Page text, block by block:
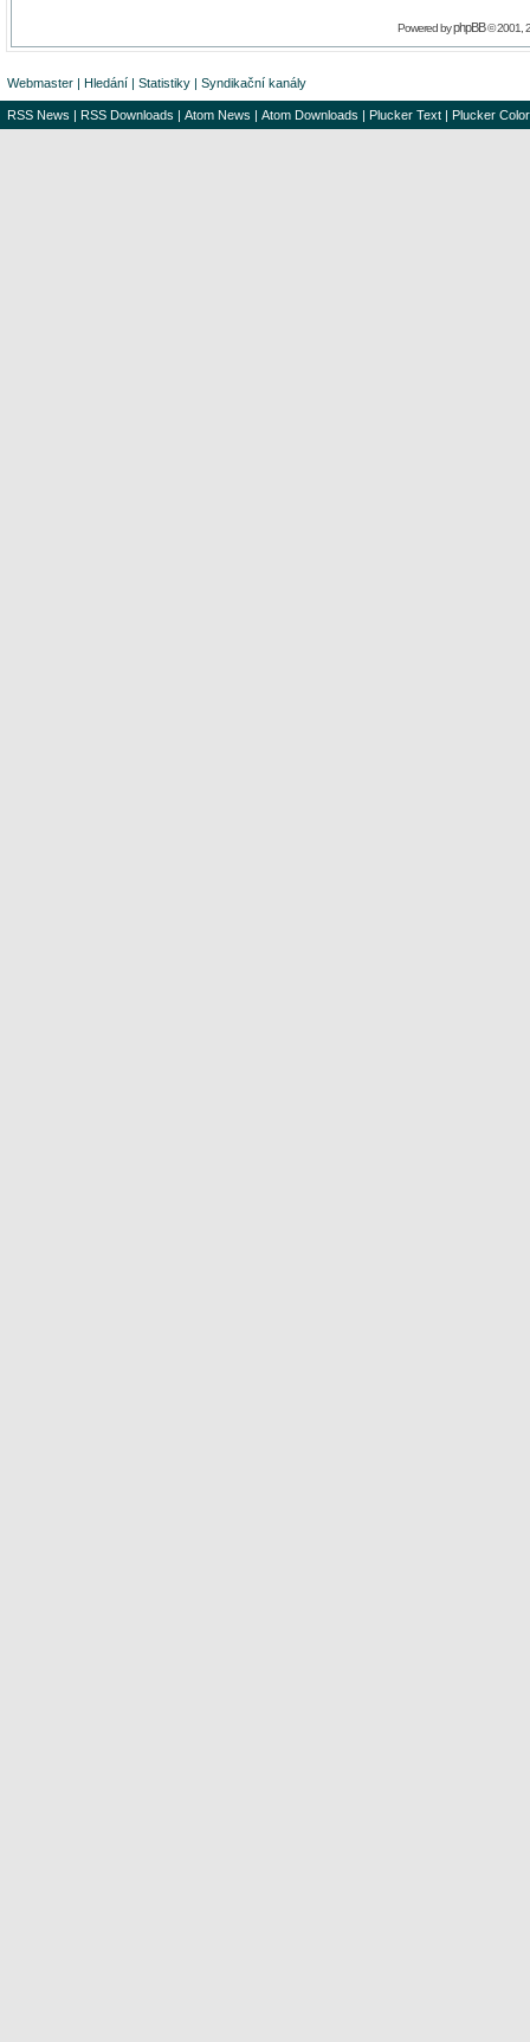
Powered byphpBB© 2001,
Webmaster | Hledání | Statistiky | Syndikační kanály
RSS News | RSS Downloads | Atom News | Atom Downloads | Plucker Text | Plucker Color